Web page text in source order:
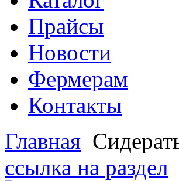
Прайсы
Новости
Фермерам
Контакты
Главная
ссылка на раздел